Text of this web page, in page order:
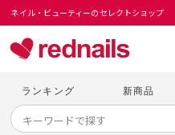
ネイル・ビューティーのセレクトショップ
ランキング 新商品